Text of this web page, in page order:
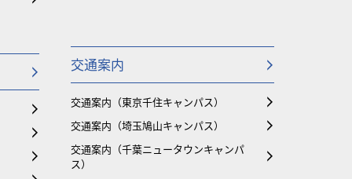
交通案内
交通案内（東京千住キャンパス）
交通案内（埼玉鳩山キャンパス）
交通案内（千葉ニュータウンキャンパ
ス）